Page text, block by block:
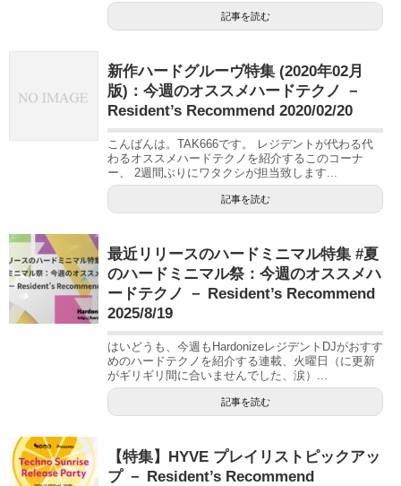
記事を読む
新作ハードグルーヴ特集 (2020年02月
版)：今週のオススメハードテクノ －
Resident’s Recommend 2020/02/20
こんばんは。TAK666です。 レジデントが代わる代
わるオススメハードテクノを紹介するこのコーナ
ー、 2週間ぶりにワタクシが担当致します...
記事を読む
最近リリースのハードミニマル特集 #夏
のハードミニマル祭：今週のオススメハ
ードテクノ － Resident’s Recommend
2025/8/19
はいどうも、今週もHardonizeレジデントDJがおすす
めのハードテクノを紹介する連載、火曜日（に更新
がギリギリ間に合いませんでした、涙）...
記事を読む
【特集】HYVE プレイリストピックアッ
プ － Resident’s Recommend